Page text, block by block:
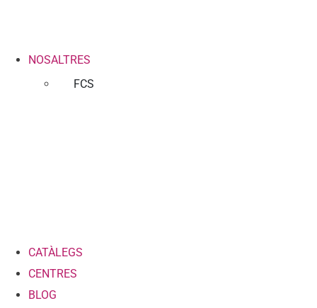
NOSALTRES
FCS
CATÀLEGS
CENTRES
BLOG